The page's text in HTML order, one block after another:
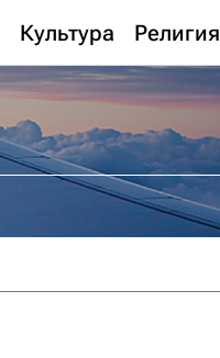
Культура Религия